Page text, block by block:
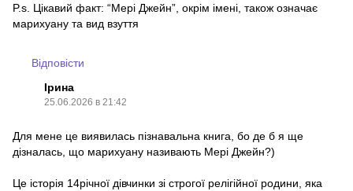
P.s. Цікавий факт: “Мері Джейн”, окрім імені, також означає
марихуану та вид взуття
Відповісти
Ірина
25.06.2026 в 21:42
Для мене це виявилась пізнавальна книга, бо де б я ще
дізналась, що марихуану називають Мері Джейн?)
Це історія 14річної дівчинки зі строгої релігійної родини, яка